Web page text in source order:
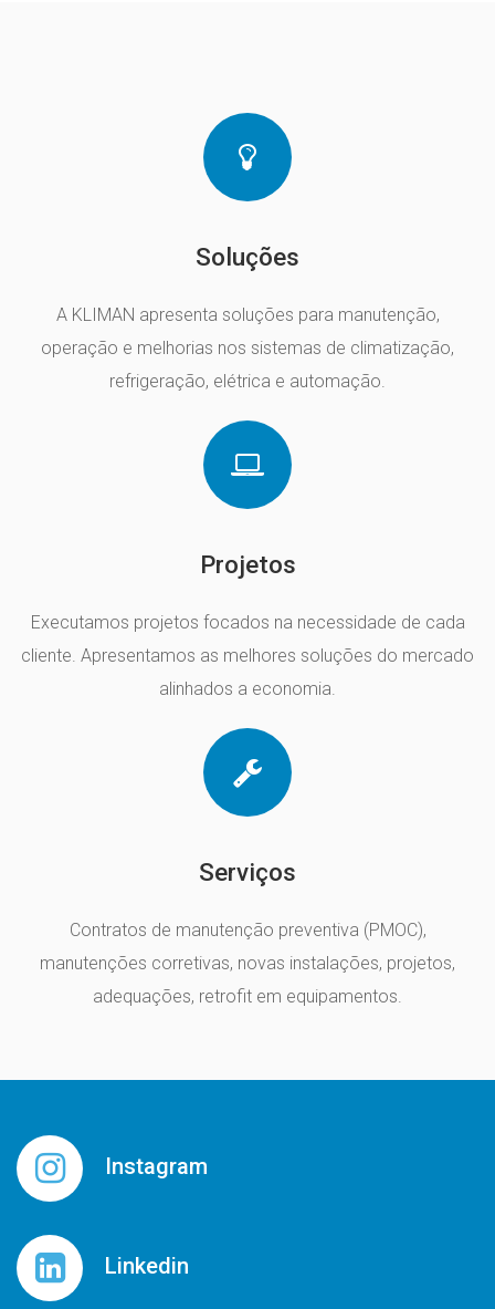
Soluções
A KLIMAN apresenta soluções para manutenção,
operação e melhorias nos sistemas de climatização,
refrigeração, elétrica e automação.
Projetos
Executamos projetos focados na necessidade de cada
cliente. Apresentamos as melhores soluções do mercado
alinhados a economia.
Serviços
Contratos de manutenção preventiva (PMOC),
manutenções corretivas, novas instalações, projetos,
adequações, retrofit em equipamentos.
Instagram
Linkedin